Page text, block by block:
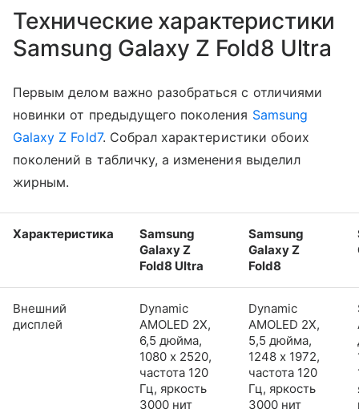
Технические характеристики
Samsung Galaxy Z Fold8 Ultra
Первым делом важно разобраться с отличиями
новинки от предыдущего поколения Samsung
Galaxy Z Fold7. Собрал характеристики обоих
поколений в табличку, а изменения выделил
жирным.
Характеристика
Samsung
Galaxy Z
Fold8 Ultra
Samsung
Galaxy Z
Fold8
Внешний
дисплей
Dynamic
AMOLED 2X,
6,5 дюйма,
1080 x 2520,
частота 120
Гц, яркость
3000 нит
Dynamic
AMOLED 2X,
5,5 дюйма,
1248 x 1972,
частота 120
Гц, яркость
3000 нит